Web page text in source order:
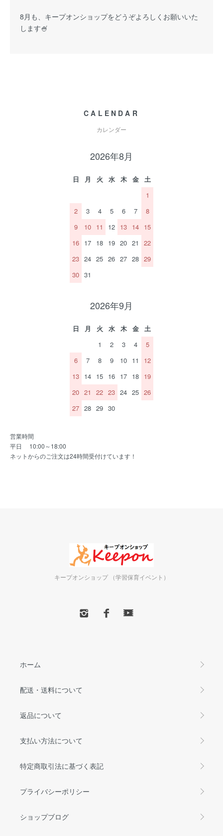
8月も、キープオンショップをどうぞよろしくお願いいた
します🍧
CALENDAR
カレンダー
2026年8月
日 月 火 水 木 金
土
1
2
3 4 5 6 7
8
9
10 11 12 13 14 15
16 17 18 19 20 21
22
23 24 25 26 27 28 29
30 31
2026年9月
日 月 火 水 木 金
土
1
2 3 4
5
6
7 8 9 10 11
12
13 14 15 16 17 18 19
20 21 22 23 24 25 26
27 28 29 30
営業時間
平日 10:00～18:00
ネットからのご注文は24時間受付けています！
キープオンショップ （学習保育イベント）
ホーム
配送・送料について
返品について
支払い方法について
特定商取引法に基づく表記
プライバシーポリシー
ショップブログ